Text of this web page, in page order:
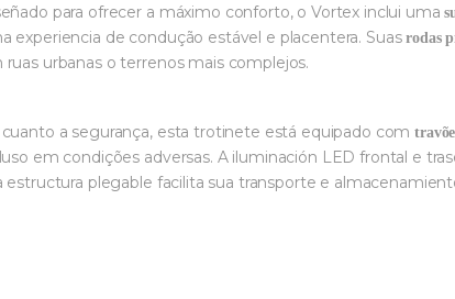
para ofrecer a máximo conforto, o Vortex inclui uma
experiencia de condução estável e placentera. Suasrodas
ruas urbanas o terrenos mais complejos.
cuanto a segurança, esta trotinete está equipado com
em condições adversas. A iluminación LED frontal e
estructura plegable facilita sua transporte e